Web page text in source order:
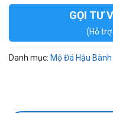
GỌI TƯ
(Hỗ
Danh mục: Mộ Đá Hậu Bành